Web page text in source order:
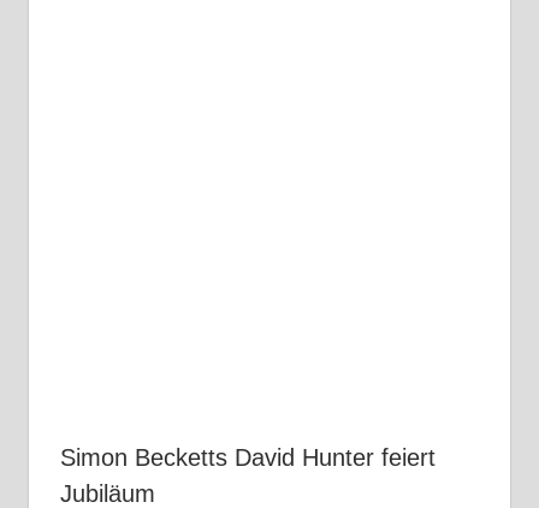
Simon Becketts David Hunter feiert
Jubiläum